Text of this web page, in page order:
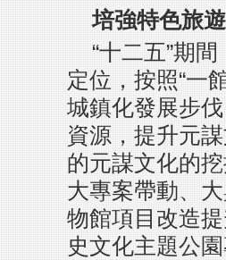
培強特色旅
“十二五”期
定位，按照“一
城鎮化發展步
資源，提升元
的元謀文化的
大專案帶動、
物館項目改造
史文化主題公